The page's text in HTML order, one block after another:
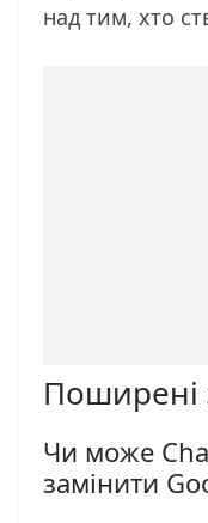
над тим, хто
Поширені
Чи може
замінити